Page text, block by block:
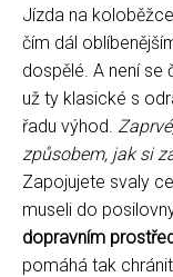
Jízda na
čím dál
dospělé. A není se
už ty klasické s
řadu výhod.
způsobem, jak si
Zapojujete svaly
museli do
dopravním
pomáhá tak